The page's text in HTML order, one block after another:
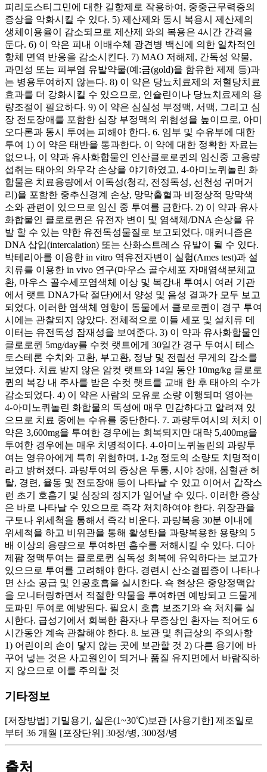
피리도스티그민에 대한 길항제로 작용하여, 중중근무력증의
증상을 악화시킬 수 있다. 5) 제산제와 동시 복용시 제산제의
생체이용율이 감소되므로 제산제 와의 복용은 4시간 간격을
둔다. 6) 이 약은 피내 이배수체 광견병 백신에 의한 일차적인
항체 면역 반응을 감소시킨다. 7) MAO 저해제, 간독성 약물,
과민성 또는 피부염 유발약물(예:금(gold)을 함유한 제제 등)과
는 병용투여하지 않는다. 8) 이 약은 당뇨치료제의 저혈당치료
효과를 더 강화시킬 수 있으므로, 인슐린이나 당뇨치료제의 용
량조절이 필요하다. 9) 이 약은 심실성 부정맥, 서맥, 그리고 심
장 전도장애를 포함한 심장 부정맥의 위험성을 높이므로, 아미
오다론과 동시 투여는 피해야 한다. 6. 임부 및 수유부에 대한
투여 1) 이 약은 태반을 통과한다. 이 약에 대한 정확한 자료는
없으나, 이 약과 유사화합물인 인산클로로퀸의 임신중 고용량
섭취는 태아의 와우각 손상을 야기하였고, 4-아미노퀴놀린 화
합물은 치료용량에서 이독성(청각, 전정독성, 선천성 귀머거
리)을 포함한 중추신경계 손상, 망막출혈과 비정상적 망막색
소와 관련이 있으므로 임신 중 투여를 금한다. 2) 이 약과 유사
화합물인 클로로퀸은 유전자 변이 및 염색체/DNA 손상을 유
발 할 수 있는 약한 유전독성물질로 보고되었다. 매커니즘은
DNA 삽입(intercalation) 또는 산화스트레스 유발이 될 수 있다.
박테리아를 이용한 in vitro 역유전자변이 실험(Ames test)과 설
치류를 이용한 in vivo 연구(마우스 골수세포 자매염색분체교
환, 마우스 골수세포염색체 이상 및 복강내 투여시 여러 기관
에서 랫트 DNA가닥 절단)에서 양성 및 음성 결과가 모두 보고
되었다. 이러한 염색체 영향이 동물에서 클로로퀸이 경구 투여
시에는 관찰되지 않았다. 전체적으로 이들 세포 및 설치류 데
이터는 유전독성 잠재성을 보여준다. 3) 이 약과 유사화합물인
클로로퀸 5mg/day를 수컷 랫트에게 30일간 경구 투여시 테스
토스테론 수치와 고환, 부고환, 정낭 및 전립선 무게의 감소를
보였다. 치료 받지 않은 암컷 랫트와 14일 동안 10mg/kg 클로로
퀸의 복강 내 주사를 받은 수컷 랫트를 교배 한 후 태아의 수가
감소되었다. 4) 이 약은 사람의 모유로 소량 이행되며 영아는
4-아미노퀴놀린 화합물의 독성에 매우 민감하다고 알려져 있
으므로 치료 중에는 수유를 중단한다. 7. 과량투여시의 처치 이
약은 3,600mg을 투여한 경우에는 회복되지만 대략 5,400mg을
투여한 경우에는 매우 치명적이다. 4-아미노퀴놀린의 과량투
여는 영유아에게 특히 위험하며, 1-2g 정도의 소량도 치명적이
라고 밝혀졌다. 과량투여의 증상은 두통, 시야 장애, 심혈관 허
탈, 경련, 율동 및 전도장애 등이 나타날 수 있고 이어서 갑작스
런 초기 호흡기 및 심장의 정지가 일어날 수 있다. 이러한 증상
은 바로 나타날 수 있으므로 즉각 처치하여야 한다. 위장관을
구토나 위세척을 통해서 즉각 비운다. 과량복용 30분 이내에
위세척을 하고 비위관을 통해 활성탄을 과량복용한 용량의 5
배 이상의 용량으로 투여하면 흡수를 저해시킬 수 있다. 디아
제팜 정맥투여는 클로로퀸 심독성 회복에 유익하다는 보고가
있으므로 투여를 고려해야 한다. 경련시 산소결핍증이 나타나
면 산소 공급 및 인공호흡을 실시한다. 쇽 현상은 중앙정맥압
을 모니터링하면서 적절한 약물을 투여하면 예방되고 드물게
도파민 투여로 예방된다. 필요시 호흡 보조기와 쇽 처치를 실
시한다. 급성기에서 회복한 환자나 무증상인 환자는 적어도 6
시간동안 계속 관찰해야 한다. 8. 보관 및 취급상의 주의사항
1) 어린이의 손이 닿지 않는 곳에 보관할 것 2) 다른 용기에 바
꾸어 넣는 것은 사고원인이 되거나 품질 유지면에서 바람직하
지 않으므로 이를 주의할 것
기타정보
[저장방법] 기밀용기, 실온(1~30℃)보관 [사용기한] 제조일로
부터 36 개월 [포장단위] 30정/병, 300정/병
출처